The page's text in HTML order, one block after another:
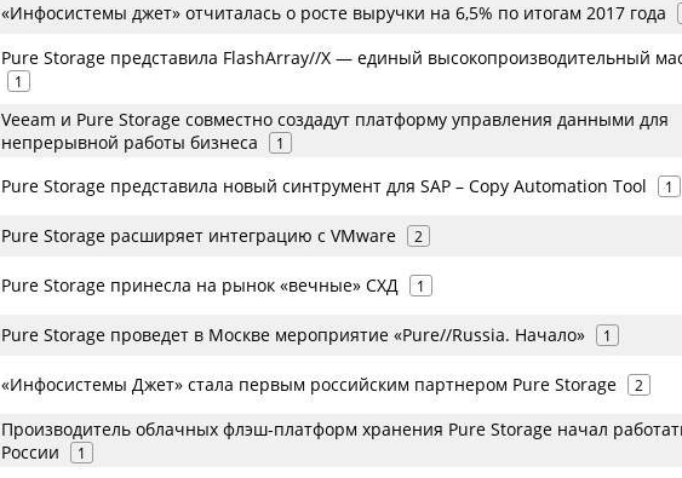
«Инфосистемы джет» отчиталась о росте выручки на 6,5% по итогам 2017 года
Pure Storage представила FlashArray//X — единый высокопроизводительный
1
Veeam и Pure Storage совместно создадут платформу управления данными для
непрерывной работы бизнеса
1
Pure Storage представила новый синтрумент для SAP – Сopy Automation Tool 1
Pure Storage расширяет интеграцию с VMware 2
Pure Storage принесла на рынок «вечные» СХД 1
Pure Storage проведет в Москве мероприятие «Pure//Russia. Начало» 1
«Инфосистемы Джет» стала первым российским партнером Pure Storage 2
Производитель облачных флэш-платформ хранения Pure Storage начал
России
1